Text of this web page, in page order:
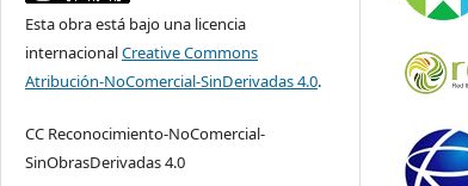
Esta obra está bajo una licencia
internacionalCreative Commons
Atribución-NoComercial-SinDerivadas 4.0.
CC Reconocimiento-NoComercial-
SinObrasDerivadas 4.0